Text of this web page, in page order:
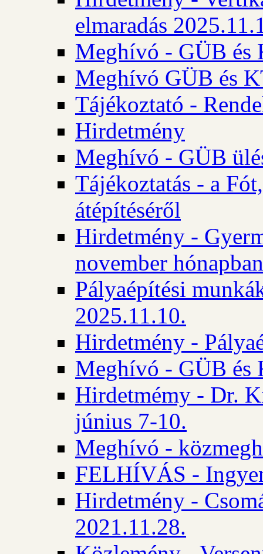
elmaradás
Meghívó - GÜB és
Meghívó GÜB és
Tájékoztató -
Hirdetmény
Meghívó - GÜB
Tájékoztatás - a
átépítéséről
Hirdetmény -
november hónapban
Pályaépítési
2025.11.10.
Hirdetmény -
Meghívó - GÜB és
Hirdetmémy - Dr.
június 7-10.
Meghívó -
FELHÍVÁS -
Hirdetmény -
2021.11.28.